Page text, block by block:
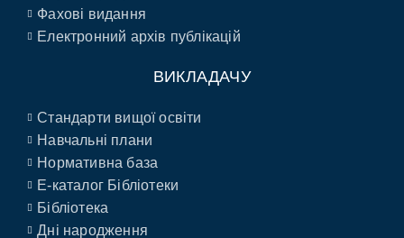
Фахові видання
Електронний архів публікацій
ВИКЛАДАЧУ
Стандарти вищої освіти
Навчальні плани
Нормативна база
E-каталог Бібліотеки
Бібліотека
Дні народження